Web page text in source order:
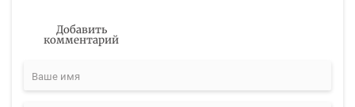
Добавить
комментарий